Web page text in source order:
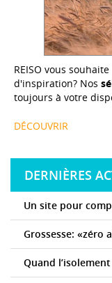
REISO vous
d'inspiration? Nos
toujours à votre
DÉCOUVRIR
DERNIÈRES
Un site pour
Grossesse: «zéro
Quand